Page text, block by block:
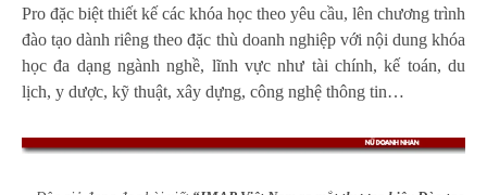
Pro đặc biệt thiết kế các khóa học theo yêu cầu, lên chương trình
đào tạo dành riêng theo đặc thù doanh nghiệp với nội dung khóa
học đa dạng ngành nghề, lĩnh vực như tài chính, kế toán, du
lịch, y dược, kỹ thuật, xây dựng, công nghệ thông tin…